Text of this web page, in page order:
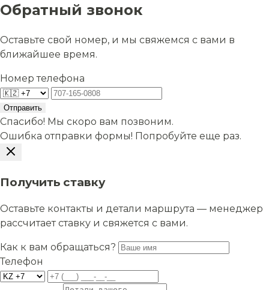
Обратный звонок
Оставьте свой номер, и мы свяжемся с вами в
ближайшее время.
Номер телефона
Отправить
Спасибо! Мы скоро вам позвоним.
Ошибка отправки формы! Попробуйте еще раз.
Получить ставку
Оставьте контакты и детали маршрута — менеджер
рассчитает ставку и свяжется с вами.
Как к вам обращаться?
Телефон